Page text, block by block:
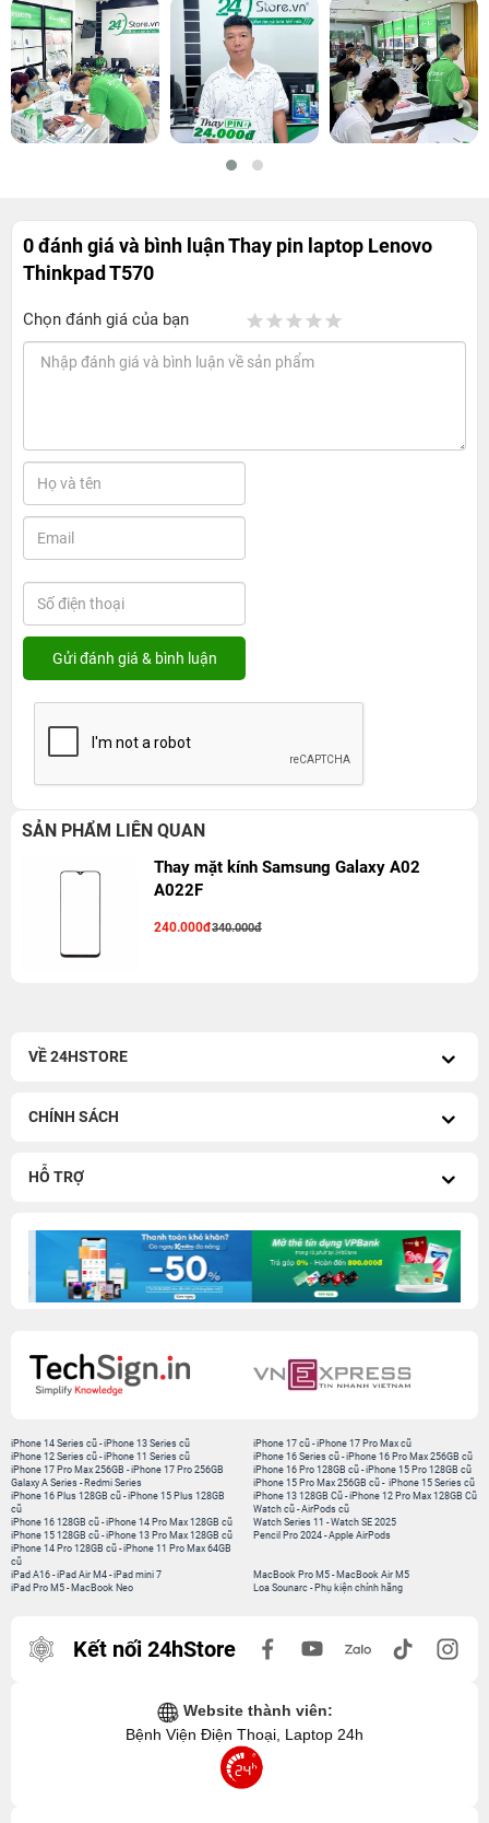
0 đánh giá và bình luậnThay pin laptop Lenovo
Thinkpad T570
Chọn đánh giá của bạn
SẢN PHẨM LIÊN QUAN
Thay mặt kính Samsung Galaxy A02
A022F
240.000đ340.000đ
VỀ 24HSTORE
CHÍNH SÁCH
HỖ TRỢ
iPhone 14 Series cũ -iPhone 13 Series cũ
iPhone 12 Series cũ -iPhone 11 Series cũ
iPhone 17 Pro Max 256GB -iPhone 17 Pro 256GB
Galaxy A Series - Redmi Series
iPhone 17 cũ-iPhone 17 Pro Max cũ
iPhone 16 Series cũ- iPhone 16 Pro Max 256GB cũ
iPhone 16 Pro 128GB cũ-iPhone 15 Pro 128GB cũ
iPhone 15 Pro Max 256GB cũ- iPhone 15 Series cũ
iPhone 16 Plus 128GB cũ -iPhone 15 Plus 128GB
cũ
iPhone 16 128GB cũ -iPhone 14 Pro Max 128GB cũ
iPhone 15 128GB cũ -iPhone 13 Pro Max 128GB cũ
iPhone 14 Pro 128GB cũ -iPhone 11 Pro Max 64GB
cũ
iPhone 13 128GB Cũ-iPhone 12 Pro Max 128GB Cũ
Watch cũ-AirPods cũ
Watch Series 11 -Watch SE 2025
Pencil Pro 2024-Apple AirPods
iPad A16 -iPad Air M4 -iPad mini 7
iPad Pro M5 - MacBook Neo
MacBook Pro M5- MacBook Air M5
Loa Sounarc- Phụ kiện chính hãng
Kết nối 24hStore
Website thành viên:
Bệnh Viện Điện Thoại, Laptop 24h